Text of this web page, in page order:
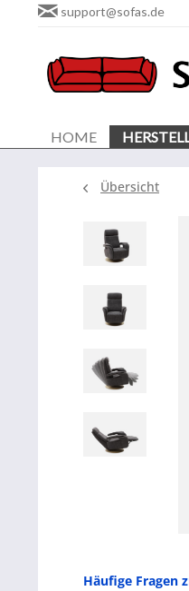
support@sofas.de
HOME
Übersicht
Häufige Fragen